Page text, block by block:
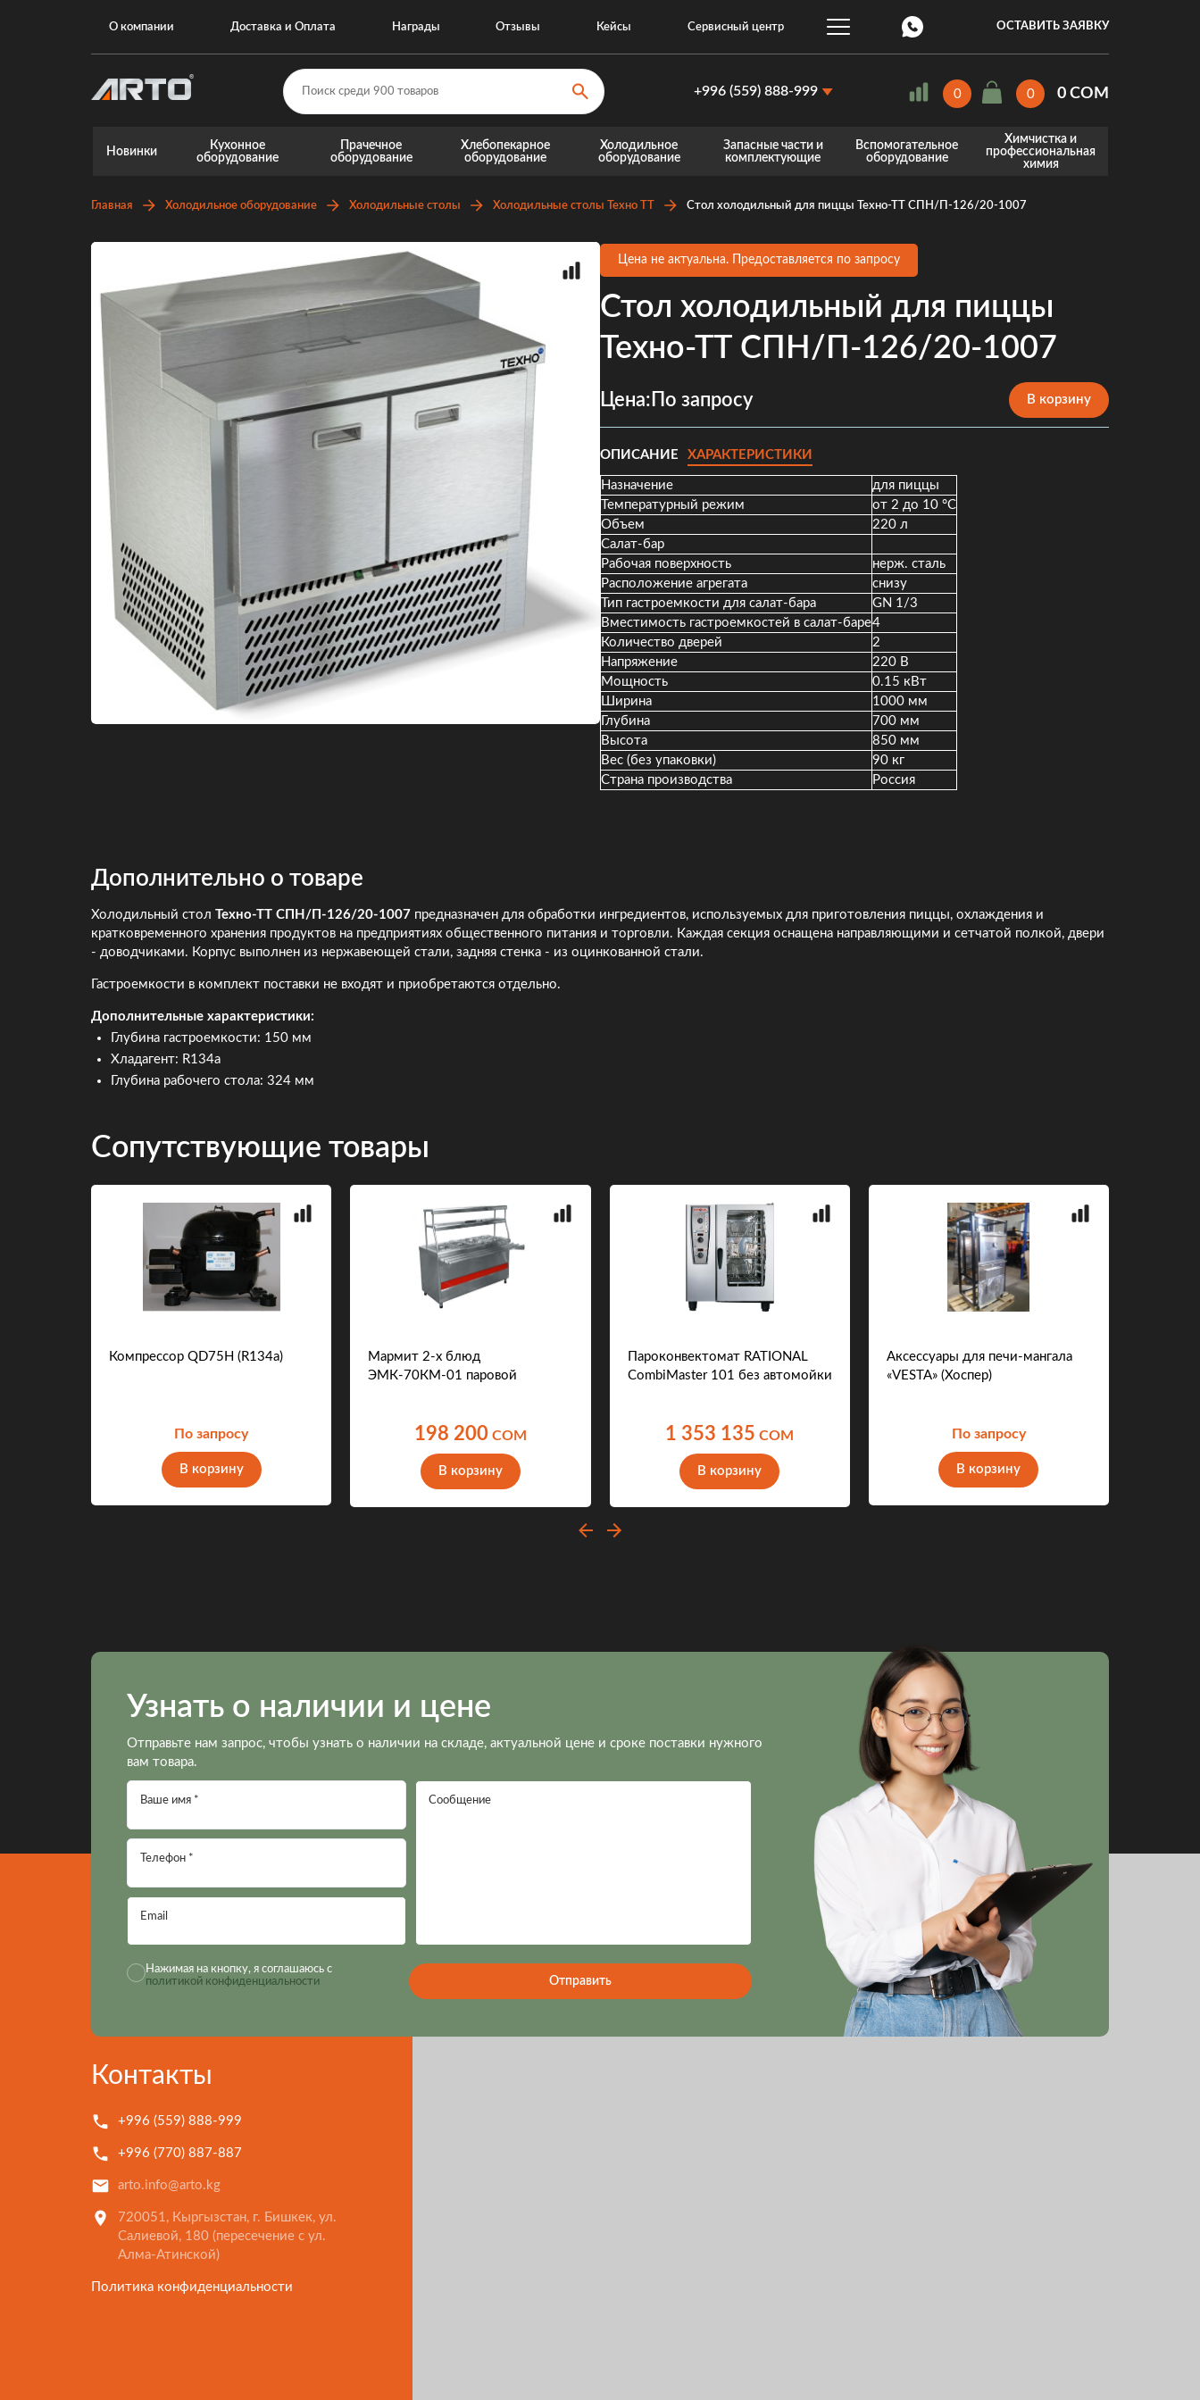
О компании Доставка и Оплата Награды Отзывы Кейсы Сервисный центр ОСТАВИТЬ ЗАЯВКУ
+996 (559) 888-999
+996 (559) 888-999
0 0 0 COM
Новинки
Кухонное
оборудование
Прачечное
оборудование
Хлебопекарное
оборудование
Холодильное
оборудование
Запасные части и
комплектующие
Вспомогательное
оборудование
Химчистка и
профессиональная
химия
Главная Холодильное оборудование Холодильные столы Холодильные столы Техно ТТ Стол холодильный для пиццы Техно-ТТ СПН/П-126/20-1007
Цена не актуальна. Предоставляется по запросу
Стол холодильный для пиццы
Техно-ТТ СПН/П-126/20-1007
Цена: По запросу В корзину
ОПИСАНИЕ ХАРАКТЕРИСТИКИ
Назначение
для пиццы
Температурный режим
от 2 до 10 °С
Объем
220 л
Салат-бар
Рабочая поверхность
нерж. сталь
Расположение агрегата
снизу
Тип гастроемкости для салат-бара
GN 1/3
Вместимость гастроемкостей в салат-баре4
Количество дверей
2
Напряжение
220 В
Мощность
0.15 кВт
Ширина
1000 мм
Глубина
700 мм
Высота
850 мм
Вес (без упаковки)
90 кг
Страна производства
Россия
Дополнительно о товаре
Холодильный стол Техно-ТТ СПН/П-126/20-1007 предназначен для обработки ингредиентов, используемых для приготовления пиццы, охлаждения и
кратковременного хранения продуктов на предприятиях общественного питания и торговли. Каждая секция оснащена направляющими и сетчатой полкой, двери
- доводчиками. Корпус выполнен из нержавеющей стали, задняя стенка - из оцинкованной стали.
Гастроемкости в комплект поставки не входят и приобретаются отдельно.
Дополнительные характеристики:
Глубина гастроемкости: 150 мм
Хладагент: R134a
Глубина рабочего стола: 324 мм
Сопутствующие товары
Компрессор QD75H (R134a)
По запросу
В корзину
Мармит 2-х блюд
ЭМК-70КМ-01 паровой
198 200COM
В корзину
Пароконвектомат RATIONAL
CombiMaster 101 без автомойки
1 353 135 COM
В корзину
Аксессуары для печи-мангала
«VESTA» (Хоспер)
По запросу
В корзину
Узнать о наличии и цене
Отправьте нам запрос, чтобы узнать о наличии на складе, актуальной цене и сроке поставки нужного
вам товара.
Ваше имя *
Телефон *
Email
Сообщение
Нажимая на кнопку, я соглашаюсь с
политикой конфиденциальности
Отправить
Контакты
+996 (559) 888-999
+996 (770) 887-887
arto.info@arto.kg
720051, Кыргызстан, г. Бишкек, ул.
Салиевой, 180 (пересечение с ул.
Алма-Атинской)
Политика конфиденциальности